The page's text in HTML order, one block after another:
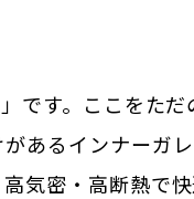
す。ここをただ
あるインナーガ
気密・高断熱で